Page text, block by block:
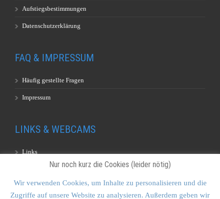
Aufstiegsbestimmungen
Datenschutzerklärung
FAQ & IMPRESSUM
Häufig gestellte Fragen
Impressum
LINKS & WEBCAMS
Links
Nur noch kurz die Cookies (leider nötig)
Wir verwenden Cookies, um Inhalte zu personalisieren und die
Zugriffe auf unsere Website zu analysieren. Außerdem geben wir